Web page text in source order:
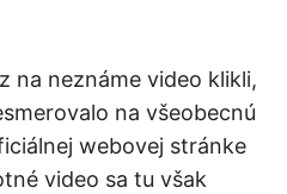
na neznáme video klikli,
na všeobecnú
webovej stránke
video sa tu však